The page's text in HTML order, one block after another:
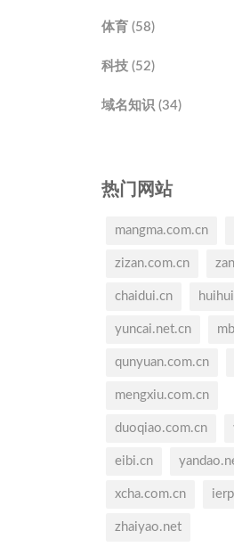
体育 (58)
科技 (52)
域名知识 (34)
热门网站
mangma.com.cn
zizan.com.cn
chaidui.cn
yuncai.net.cn
qunyuan.com.cn
mengxiu.com.cn
duoqiao.com.cn
eibi.cn
xcha.com.cn
zhaiyao.net